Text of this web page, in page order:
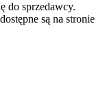
do sprzedawcy.
są na stronie